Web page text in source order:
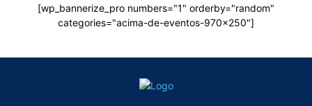
[wp_bannerize_pro numbers="1" orderby="random"
categories="acima-de-eventos-970x250"]